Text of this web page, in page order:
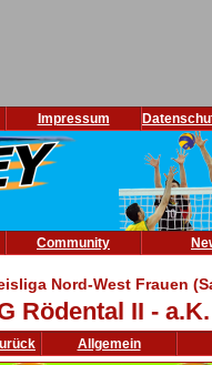
Impressum
Community
Nord-West Frauen
Rödental II -
Allgemein